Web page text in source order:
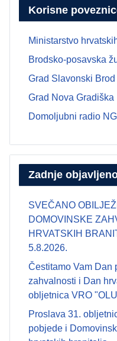
Korisne
Ministarstvo
Brodsko-posavska
Grad Slavonski Brod
Grad Nova Gradiška
Domoljubni radio NG
Zadnje
SVEČANO
DOMOVINSKE
HRVATSKIH
5.8.2026.
Čestitamo Vam Dan
zahvalnosti i Dan
obljetnica VRO
Proslava 31.
pobjede i